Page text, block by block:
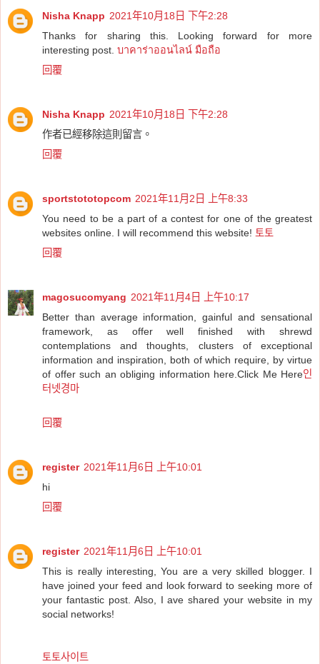
Nisha Knapp 2021年10月18日 下午2:28
Thanks for sharing this. Looking forward for more
interesting post. บาคาร่าออนไลน์ มือถือ
回覆
Nisha Knapp 2021年10月18日 下午2:28
作者已經移除這則留言。
回覆
sportstototopcom 2021年11月2日 上午8:33
You need to be a part of a contest for one of the greatest
websites online. I will recommend this website! 토토
回覆
magosucomyang 2021年11月4日 上午10:17
Better than average information, gainful and sensational
framework, as offer well finished with shrewd
contemplations and thoughts, clusters of exceptional
information and inspiration, both of which require, by virtue
of offer such an obliging information here.Click Me Here인
터넷경마
回覆
register 2021年11月6日 上午10:01
hi
回覆
register 2021年11月6日 上午10:01
This is really interesting, You are a very skilled blogger. I
have joined your feed and look forward to seeking more of
your fantastic post. Also, I ave shared your website in my
social networks!
토토사이트